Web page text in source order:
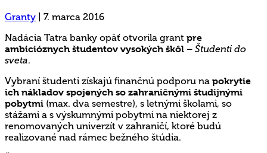
Granty
7. marca 2016
Nadácia Tatra banky opäť otvorila grant pre
ambicióznych študentov vysokých škôl – Študenti do
sveta.
Vybraní študenti získajú finančnú podporu na pokrytie
ich nákladov spojených so zahraničnými študijnými
pobytmi (max. dva semestre), s letnými školami, so
stážami a s výskumnými pobytmi na niektorej z
renomovaných univerzít v zahraničí, ktoré budú
realizované nad rámec bežného štúdia.